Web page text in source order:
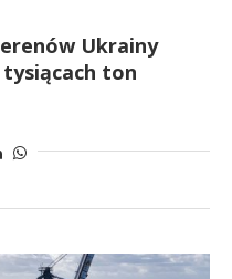
Ukrainy
ton